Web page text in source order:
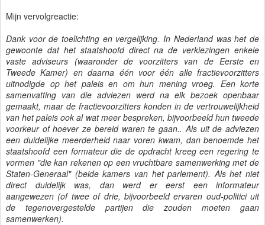
Mijn vervolgreactie:
Dank voor de toelichting en vergelijking. In Nederland was het de
gewoonte dat het staatshoofd direct na de verkiezingen enkele
vaste adviseurs (waaronder de voorzitters van de Eerste en
Tweede Kamer) en daarna één voor één alle fractievoorzitters
uitnodigde op het paleis en om hun mening vroeg. Een korte
samenvatting van die adviezen werd na elk bezoek openbaar
gemaakt, maar de fractievoorzitters konden in de vertrouwelijkheid
van het paleis ook al wat meer bespreken, bijvoorbeeld hun tweede
voorkeur of hoever ze bereid waren te gaan.. Als uit de adviezen
een duidelijke meerderheid naar voren kwam, dan benoemde het
staatshoofd een formateur die de opdracht kreeg een regering te
vormen "die kan rekenen op een vruchtbare samenwerking met de
Staten-Generaal" (beide kamers van het parlement). Als het niet
direct duidelijk was, dan werd er eerst een informateur
aangewezen (of twee of drie, bijvoorbeeld ervaren oud-politici uit
de tegenovergestelde partijen die zouden moeten gaan
samenwerken).